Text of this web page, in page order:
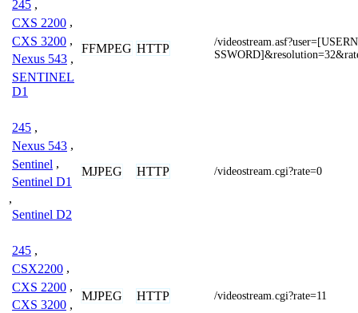
245 ,
CXS 2200 ,
CXS 3200 ,
Nexus 543 ,
SENTINEL
D1
FFMPEG HTTP
/
245 ,
Nexus 543 ,
Sentinel ,
Sentinel D1
,
Sentinel D2
MJPEG HTTP /videostream.cgi?rate=0
245 ,
CSX2200 ,
CXS 2200 ,
CXS 3200 ,
MJPEG HTTP /videostream.cgi?rate=11